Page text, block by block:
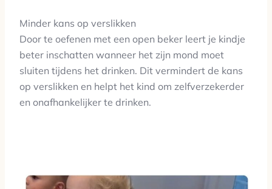
Minder kans op verslikken
Door te oefenen met een open beker leert je kindje
beter inschatten wanneer het zijn mond moet
sluiten tijdens het drinken. Dit vermindert de kans
op verslikken en helpt het kind om zelfverzekerder
en onafhankelijker te drinken.